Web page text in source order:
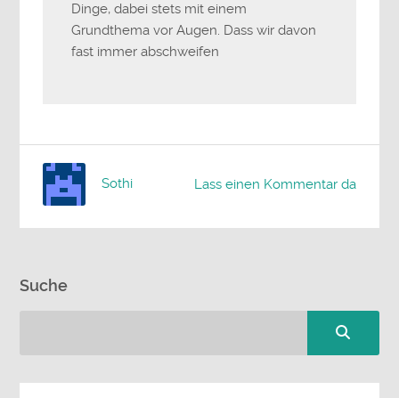
Dinge, dabei stets mit einem
Grundthema vor Augen. Dass wir davon
fast immer abschweifen
Lass einen Kommentar da
Sothi
Suche